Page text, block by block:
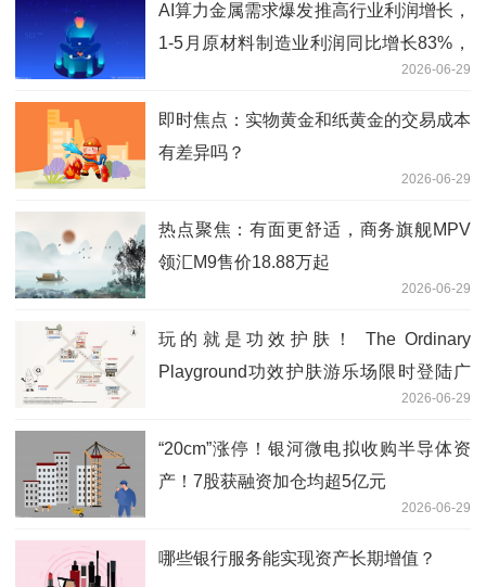
AI算力金属需求爆发推高行业利润增长，
1-5月原材料制造业利润同比增长83%，
有色金属ETF华夏(516650)涨1.31%-今
头条
2026-06-29
即时焦点：实物黄金和纸黄金的交易成本
有差异吗？
2026-06-29
热点聚焦：有面更舒适，商务旗舰MPV
领汇M9售价18.88万起
2026-06-29
玩的就是功效护肤！ The Ordinary
Playground功效护肤游乐场限时登陆广
2026-06-29
“20cm”涨停！银河微电拟收购半导体资
产！7股获融资加仓均超5亿元
2026-06-29
哪些银行服务能实现资产长期增值？